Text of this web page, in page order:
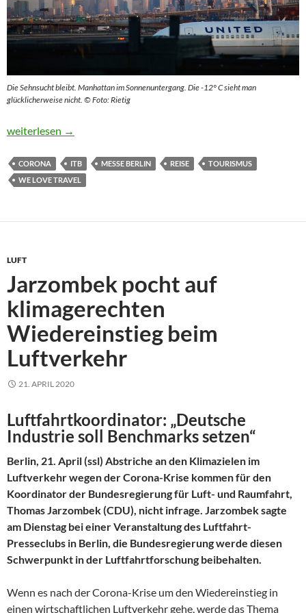
Die Sehnsucht bleibt. Manhattan im Sonnenuntergang. Die -12° C sieht man
glücklicherweise nicht. © Foto: Rietig
Corona hat die Reiselust nicht verdrängt
weiterlesen →
CORONA ITB MESSE BERLIN REISE
TOURISMUS
WE LOVE TRAVEL
LUFT
Jarzombek pocht auf
klimagerechten
Wiedereinstieg beim
Luftverkehr
21. APRIL 2020
Luftfahrtkoordinator: „Deutsche
Industrie soll Benchmarks setzen“
Berlin, 21. April (ssl) Abstriche an den Klimazielen im
Luftverkehr wegen der Corona-Krise kommen für den
Koordinator der Bundesregierung für Luft- und Raumfahrt,
Thomas Jarzombek (CDU), nicht infrage. Jarzombek sagte
am Dienstag bei einer Veranstaltung des Luftfahrt-
Presseclubs in Berlin, die Bundesregierung werde diesen
Schwerpunkt in der Luftfahrtforschung beibehalten.
Wenn es nach der Corona-Krise um den Wiedereinstieg in
einen wirtschaftlichen Luftverkehr gehe, werde das Thema